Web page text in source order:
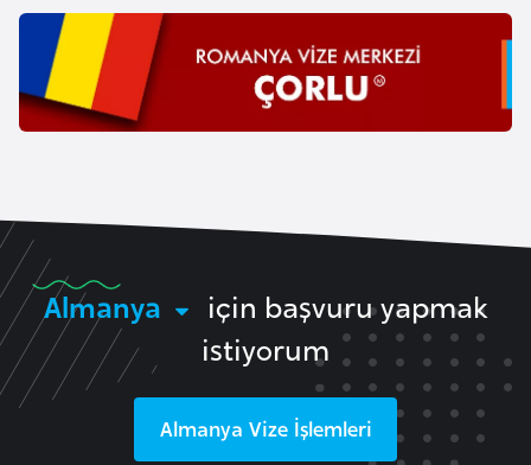
Almanya
için başvuru yapmak
istiyorum
Almanya Vize İşlemleri
n
E
s
a
t